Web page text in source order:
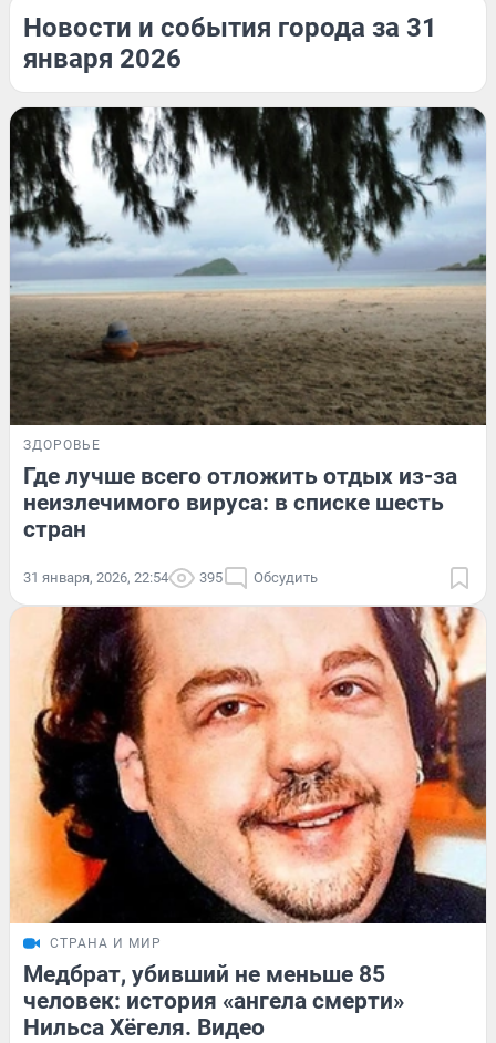
Новости и события города за 31
января 2026
ЗДОРОВЬЕ
Где лучше всего отложить отдых из-за
неизлечимого вируса: в списке шесть
стран
31 января, 2026, 22:54 395 Обсудить
СТРАНА И МИР
Медбрат, убивший не меньше 85
человек: история «ангела смерти»
Нильса Хёгеля. Видео